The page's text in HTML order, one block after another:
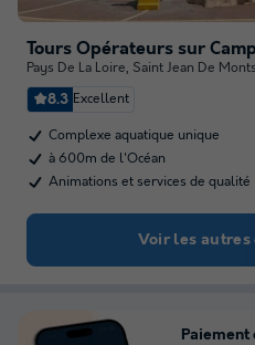
Tours Opérateurs sur
Pays De La Loire, Saint Jean De Monts
8.3 Excellent
Complexe aquatique unique
à 600m de l'Océan
Animations et services de qualité
Voir les
Paiement